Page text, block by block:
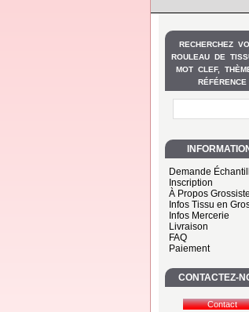
Demande
Inscription
À Propos
Infos Tissu en
Infos Mercerie
Livraison
FAQ
Paiement
RECHERCHEZ
ROULEAU DE
MOT CLEF,
RÉFÉRENCE
CONTACTEZ-